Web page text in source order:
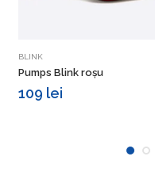
BLINK
Pumps Blink roșu
109 lei